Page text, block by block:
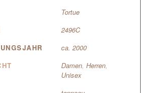
Tortue
2496C
ca. 2000
Damen, Herren,
Unisex